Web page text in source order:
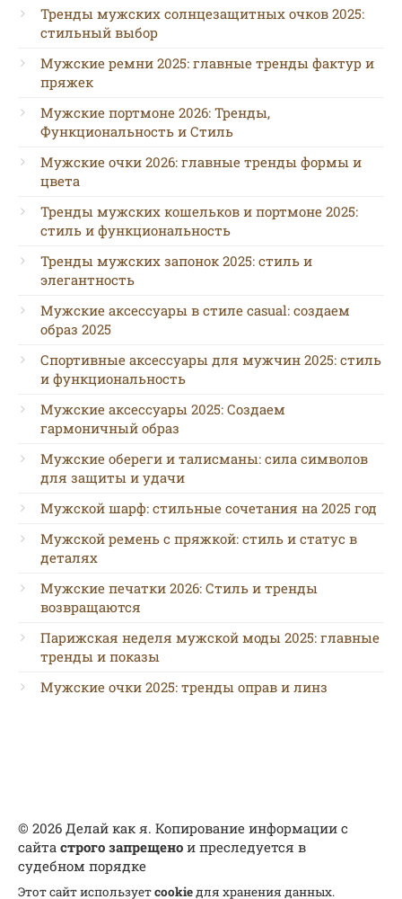
Тренды мужских солнцезащитных очков 2025:
стильный выбор
Мужские ремни 2025: главные тренды фактур и
пряжек
Мужские портмоне 2026: Тренды,
Функциональность и Стиль
Мужские очки 2026: главные тренды формы и
цвета
Тренды мужских кошельков и портмоне 2025:
стиль и функциональность
Тренды мужских запонок 2025: стиль и
элегантность
Мужские аксессуары в стиле casual: создаем
образ 2025
Спортивные аксессуары для мужчин 2025: стиль
и функциональность
Мужские аксессуары 2025: Создаем
гармоничный образ
Мужские обереги и талисманы: сила символов
для защиты и удачи
Мужской шарф: стильные сочетания на 2025 год
Мужской ремень с пряжкой: стиль и статус в
деталях
Мужские печатки 2026: Стиль и тренды
возвращаются
Парижская неделя мужской моды 2025: главные
тренды и показы
Мужские очки 2025: тренды оправ и линз
© 2026 Делай как я. Копирование информации с
сайта строго запрещено и преследуется в
судебном порядке
Этот сайт используетcookieдля хранения данных.